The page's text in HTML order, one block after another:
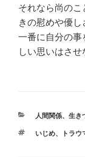
それなら尚のこ
きの慰めや優
一番に自分の
しい思いはさせ
カ
ゴ
人間関係、 生き
タ
いじめ、 トラウ